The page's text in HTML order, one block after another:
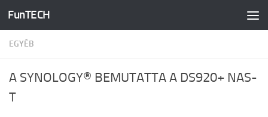
Skip to content
FunTECH
EGYÉB
A SYNOLOGY® BEMUTATTA A DS920+ NAS-
T